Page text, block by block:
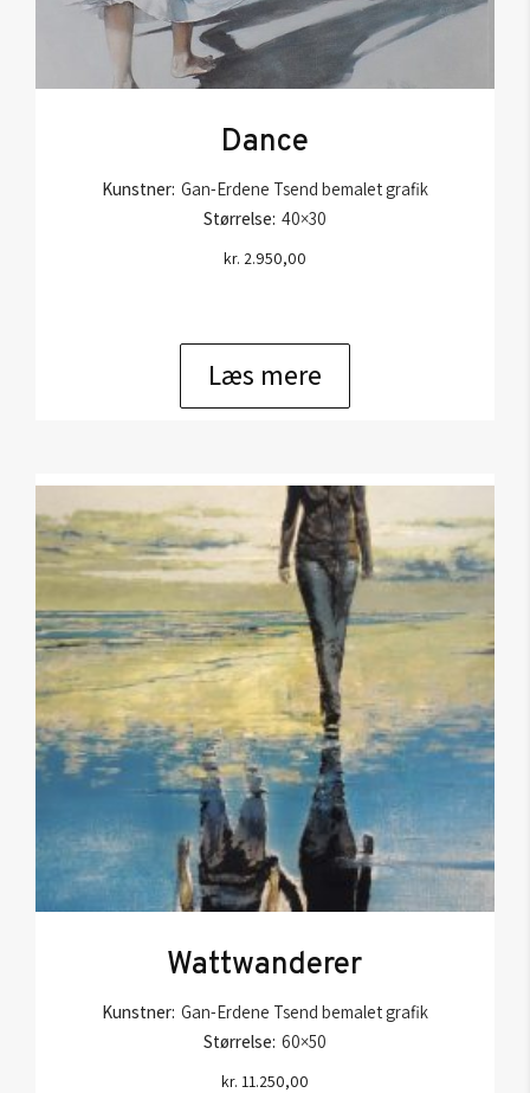
Dance
Kunstner: Gan-Erdene Tsend bemalet grafik
Størrelse: 40×30
kr. 2.950,00
Læs mere
Wattwanderer
Kunstner: Gan-Erdene Tsend bemalet grafik
Størrelse: 60×50
kr. 11.250,00